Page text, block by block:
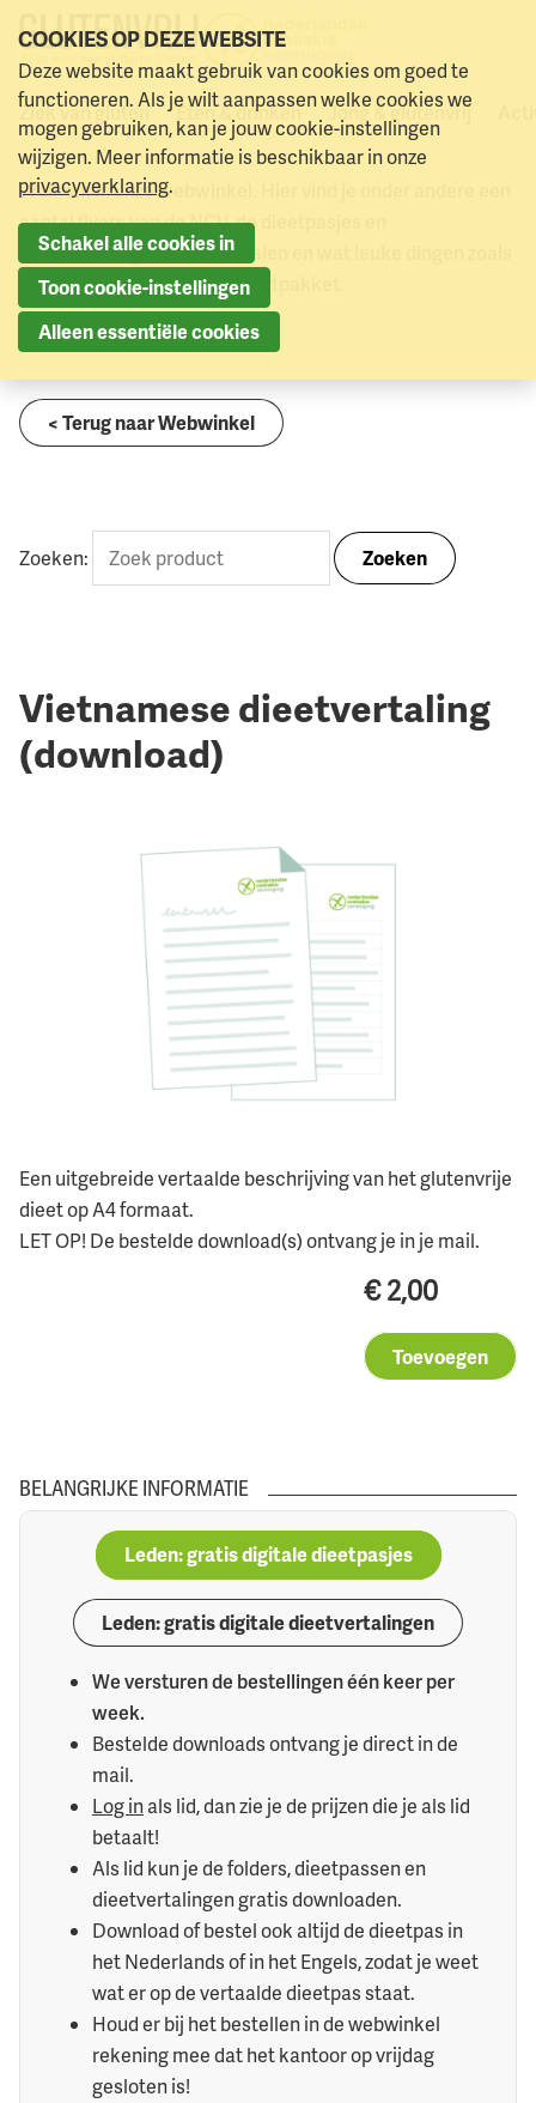
Naar menu Naar hoofdinhoud
Ziek van gluten Eten & drinken Jong & glutenvrij
Webwinkel Vietnamese dieetvertaling (download)
Webwinkel
Welkom in onze webwinkel. Hier vind je onder andere een
aantal flyers van de NCV, de dieetpasjes en
dieetvertalingen in zo’n 40 talen en wat leuke dingen zoals
een poster en het spreekbeurtpakket.
< Terug naar Webwinkel
Zoeken: Zoeken
Vietnamese dieetvertaling
(download)
Een uitgebreide vertaalde beschrijving van het glutenvrije
dieet op A4 formaat.
LET OP! De bestelde download(s) ontvang je in je mail.
€2,00
Toevoegen
BELANGRIJKE INFORMATIE
Leden: gratis digitale dieetpasjes
Leden: gratis digitale dieetvertalingen
We versturen de bestellingen één keer per
week.
Bestelde downloads ontvang je direct in de
mail.
Log inals lid, dan zie je de prijzen die je als lid
betaalt!
Als lid kun je de folders, dieetpassen en
dieetvertalingen gratis downloaden.
Download of bestel ook altijd de dieetpas in
het Nederlands of in het Engels, zodat je weet
wat er op de vertaalde dieetpas staat.
Houd er bij het bestellen in de webwinkel
rekening mee dat het kantoor op vrijdag
gesloten is!
COOKIES OP DEZE WEBSITE
Deze website maakt gebruik van cookies om goed te
functioneren. Als je wilt aanpassen welke cookies we
mogen gebruiken, kan je jouw cookie-instellingen
wijzigen. Meer informatie is beschikbaar in onze
privacyverklaring.
Schakel alle cookies in
Toon cookie-instellingen
Alleen essentiële cookies